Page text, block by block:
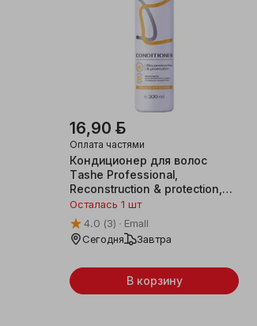
16,90 ƃ
Оплата частями
Кондиционер для волос
Tashe Professional,
Reconstruction & protection,
300 мл
Осталась 1 шт
4.0 (3)
Emall
Сегодня
Завтра
В корзину